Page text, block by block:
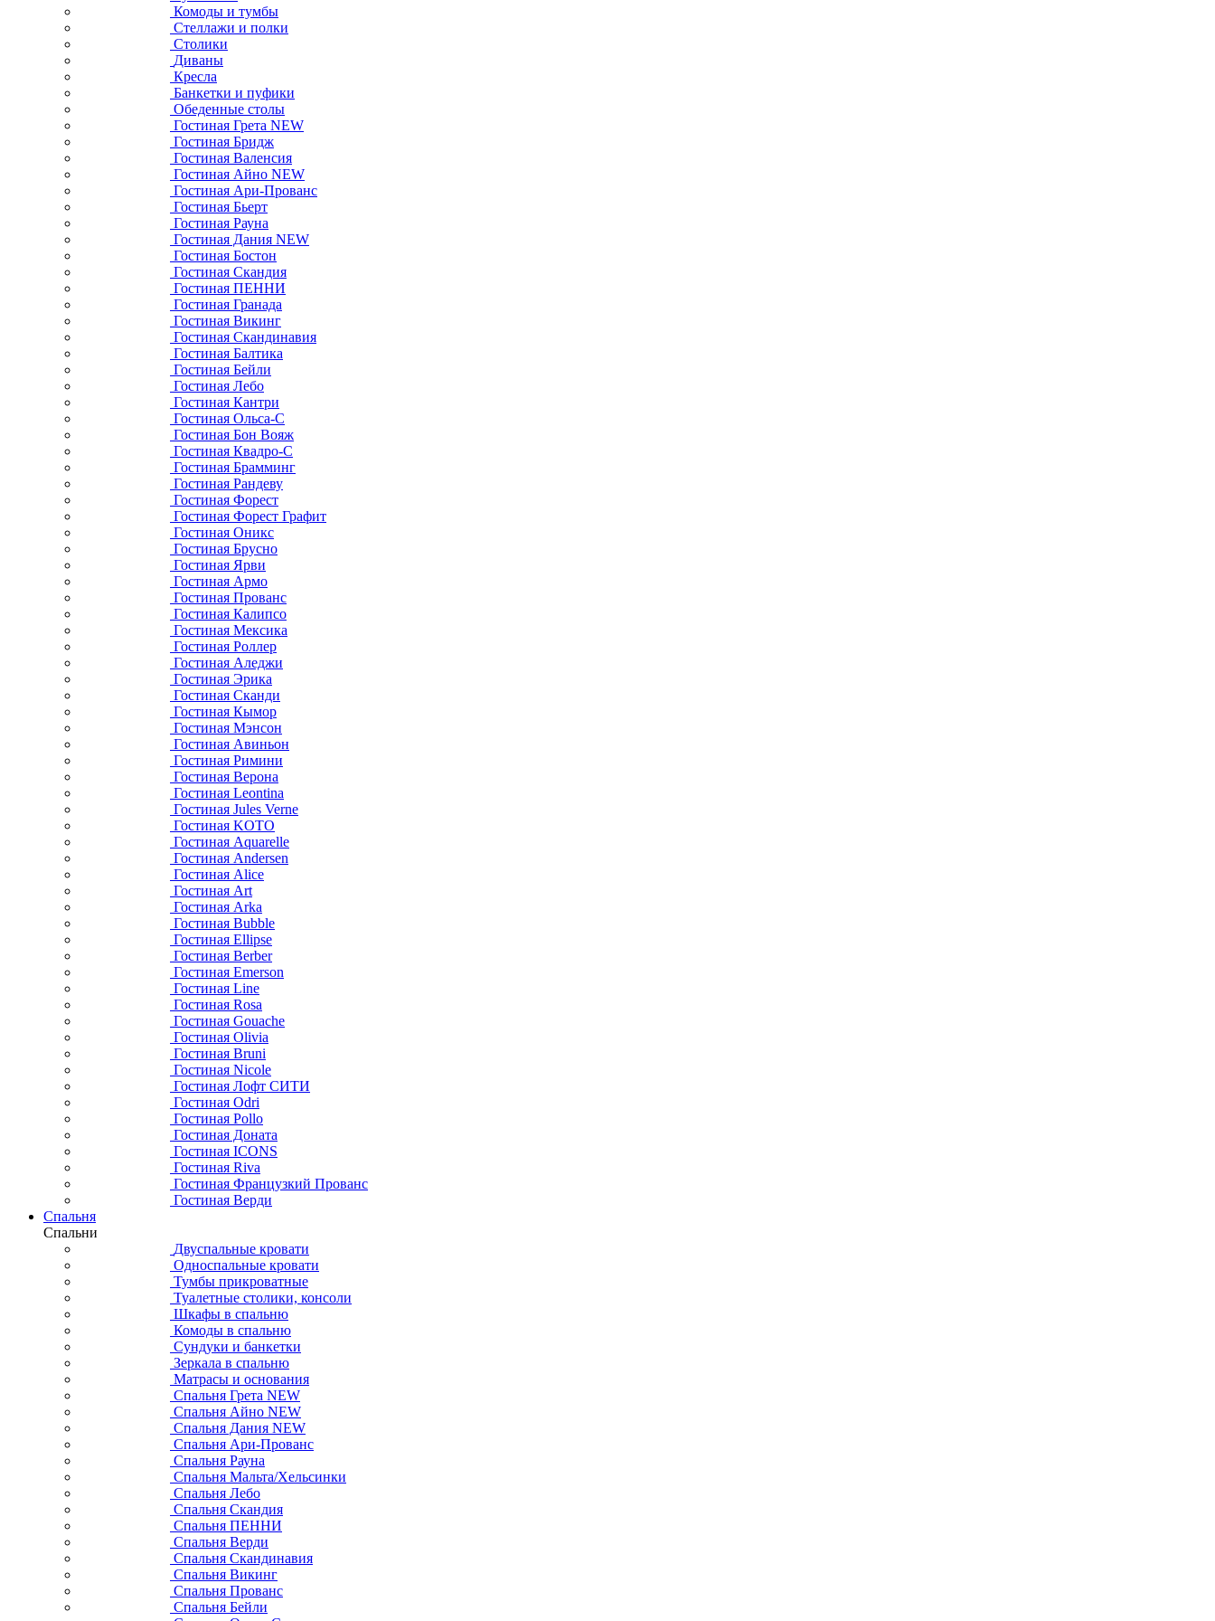
Комоды и тумбы
Стеллажи и полки
Столики
Диваны
Кресла
Банкетки и пуфики
Обеденные столы
Гостиная Грета NEW
Гостиная Бридж
Гостиная Валенсия
Гостиная Айно NEW
Гостиная Ари-Прованс
Гостиная Бьерт
Гостиная Рауна
Гостиная Дания NEW
Гостиная Бостон
Гостиная Скандия
Гостиная ПЕННИ
Гостиная Гранада
Гостиная Викинг
Гостиная Скандинавия
Гостиная Балтика
Гостиная Бейли
Гостиная Лебо
Гостиная Кантри
Гостиная Ольса-С
Гостиная Бон Вояж
Гостиная Квадро-С
Гостиная Брамминг
Гостиная Рандеву
Гостиная Форест
Гостиная Форест Графит
Гостиная Оникс
Гостиная Брусно
Гостиная Ярви
Гостиная Армо
Гостиная Прованс
Гостиная Калипсо
Гостиная Мексика
Гостиная Роллер
Гостиная Аледжи
Гостиная Эрика
Гостиная Сканди
Гостиная Кымор
Гостиная Мэнсон
Гостиная Авиньон
Гостиная Римини
Гостиная Верона
Гостиная Leontina
Гостиная Jules Verne
Гостиная KOTO
Гостиная Aquarelle
Гостиная Andersen
Гостиная Alice
Гостиная Art
Гостиная Arka
Гостиная Bubble
Гостиная Ellipse
Гостиная Berber
Гостиная Emerson
Гостиная Line
Гостиная Rosa
Гостиная Gouache
Гостиная Olivia
Гостиная Bruni
Гостиная Nicole
Гостиная Лофт СИТИ
Гостиная Odri
Гостиная Pollo
Гостиная Доната
Гостиная ICONS
Гостиная Riva
Гостиная Французкий Прованс
Гостиная Верди
Спальня
Спальни
Двуспальные кровати
Односпальные кровати
Тумбы прикроватные
Туалетные столики, консоли
Шкафы в спальню
Комоды в спальню
Сундуки и банкетки
Зеркала в спальню
Матрасы и основания
Спальня Грета NEW
Спальня Айно NEW
Спальня Дания NEW
Спальня Ари-Прованс
Спальня Рауна
Спальня Мальта/Хельсинки
Спальня Лебо
Спальня Скандия
Спальня ПЕННИ
Спальня Верди
Спальня Скандинавия
Спальня Викинг
Спальня Прованс
Спальня Бейли